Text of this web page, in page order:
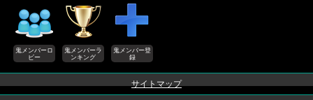
鬼メンバーロ
ビー
鬼メンバーラ
ンキング
鬼メンバー登
録
サイトマップ